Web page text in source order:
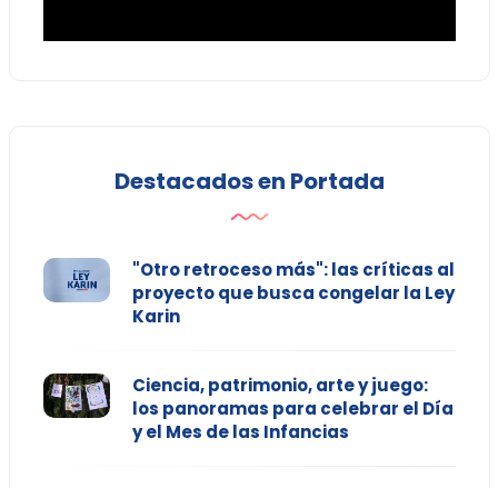
Destacados en Portada
"Otro retroceso más": las críticas al
proyecto que busca congelar la Ley
Karin
Ciencia, patrimonio, arte y juego:
los panoramas para celebrar el Día
y el Mes de las Infancias